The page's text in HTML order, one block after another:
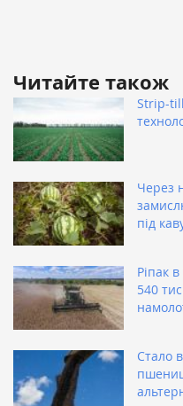
Читайте також
Strip-
Через
під
Ріпак
540
Стало